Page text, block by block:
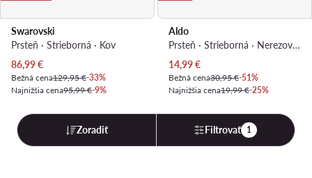
Swarovski
Prsteň · Strieborná · Kov
Aktuálna cena
86,99€
Bežná cena129,95 €-33%
Najnižšia cena95,99 €-9%
Aldo
Prsteň · Strieborná · Nerezová oceľ
Aktuálna cena
14,99€
Bežná cena30,95 €-51%
Najnižšia cena19,99 €-25%
Zoradiť Filtrovať 1